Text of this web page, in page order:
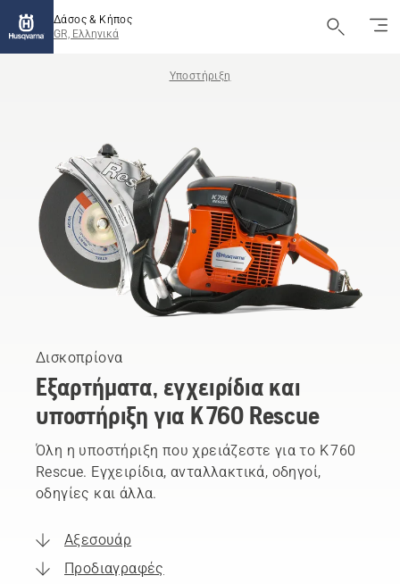
Δάσος & Κήπος
GR, Ελληνικά
Υποστήριξη
Δισκοπρίονα
Εξαρτήματα, εγχειρίδια και
υποστήριξη για K 760 Rescue
Όλη η υποστήριξη που χρειάζεστε για το K 760
Rescue. Εγχειρίδια, ανταλλακτικά, οδηγοί,
οδηγίες και άλλα.
Αξεσουάρ
Προδιαγραφές